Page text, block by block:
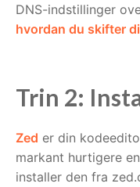
DNS-indstillinger
hvordan du skifter
Trin 2:
Zed er din
markant hurtigere
installer den fra